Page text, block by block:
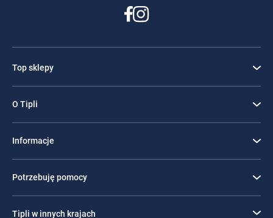
Top sklepy
O Tipli
Informacje
Potrzebuję pomocy
Tipli w innych krajach